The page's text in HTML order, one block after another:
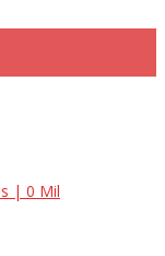
| 0 Mil